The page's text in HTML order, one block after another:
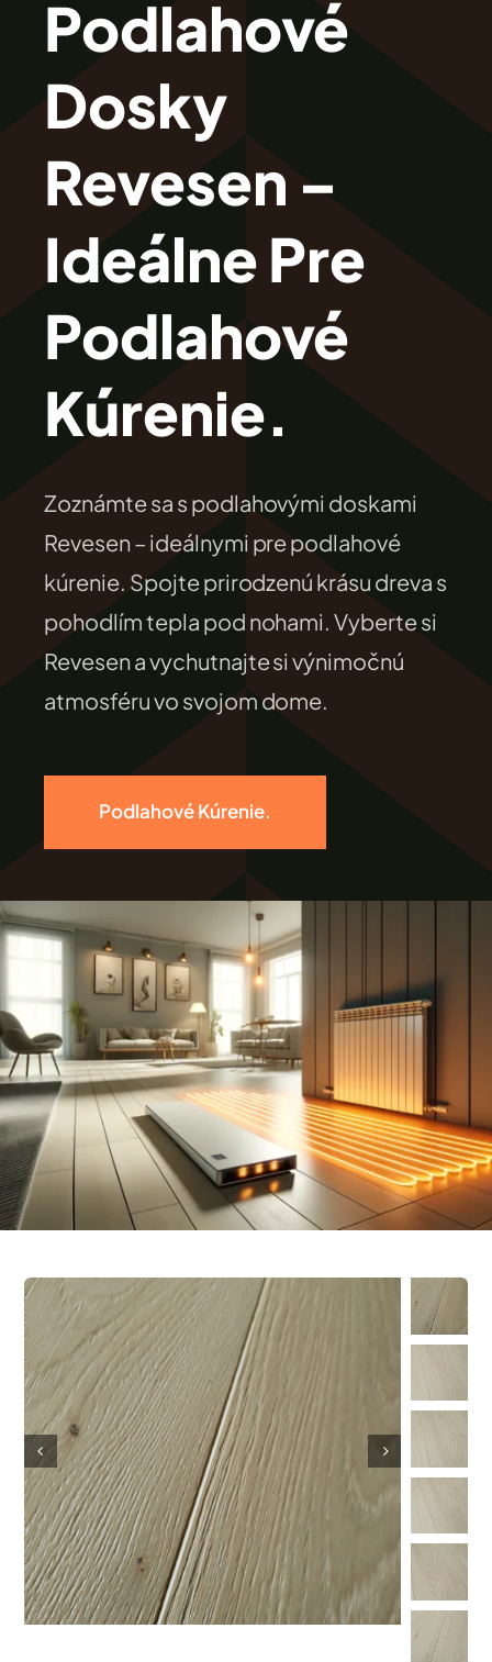
Revesen
Kolekcie
Trieda Podláh
Záštitu
Cennik
Galéria
FILEXO
Kontakt
Podlahové
Dosky
Revesen –
Ideálne Pre
Podlahové
Kúrenie.
Zoznámte sa s podlahovými doskami
Revesen – ideálnymi pre podlahové
kúrenie. Spojte prirodzenú krásu dreva s
pohodlím tepla pod nohami. Vyberte si
Revesen a vychutnajte si výnimočnú
atmosféru vo svojom dome.
Podlahové Kúrenie.